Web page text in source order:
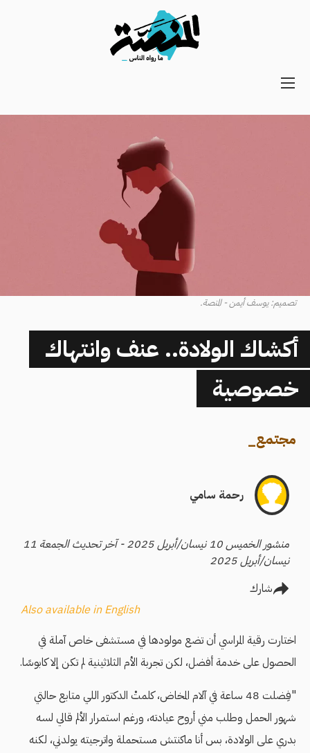
Main
تصميم: يوسف أيمن - المنصة.
أكشاك الولادة.. عنف وانتهاك
خصوصية
مجتمع_
رحمة سامي
منشور الخميس 10 نيسان/أبريل 2025 - آخر تحديث الجمعة 11
نيسان/أبريل 2025
شارك
Also available in English
اختارت رقية المراسي أن تضع مولودها في مستشفى خاص آملة في
الحصول على خدمة أفضل، لكن تجربة الأم الثلاثينية لم تكن إلا كابوسًا.
"فِضلت 48 ساعة في آلام المخاض، كلمتْ الدكتور اللي متابع حالتي
شهور الحمل وطلب مني أروح عيادته، ورغم استمرار الألم قالي لسه
بدري على الولادة، بس أنا ماكنتش مستحملة واترجيته يولدني، لكنه